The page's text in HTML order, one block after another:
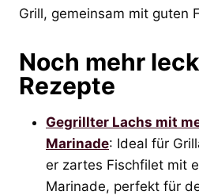
Grill, gemeinsam mit guten
Noch mehr
Rezepte
Gegrillter Lachs mit
Marinade: Ideal für
er zartes Fischfilet mit
Marinade, perfekt für